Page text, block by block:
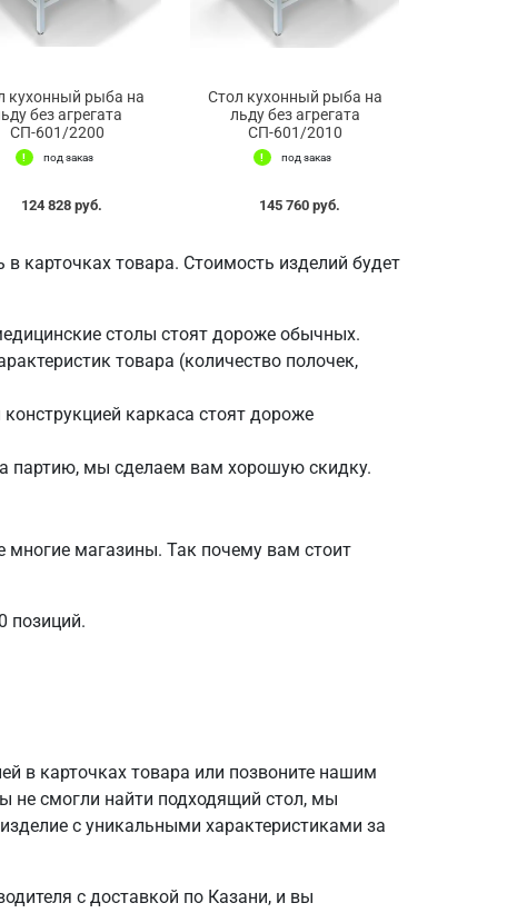
кухонный рыба на
без агрегата
СП-601/2200
под заказ
124 828 руб.
Стол кухонный рыба на
льду без агрегата
СП-601/2010
под заказ
145 760 руб.
карточках товара. Стоимость изделий будет
столы стоят дороже обычных.
товара (количество полочек,
каркаса стоят дороже
партию, мы сделаем вам хорошую скидку.
магазины. Так почему вам стоит
позиций.
в карточках товара или позвоните нашим
не смогли найти подходящий стол, мы
с уникальными характеристиками за
с доставкой по Казани, и вы